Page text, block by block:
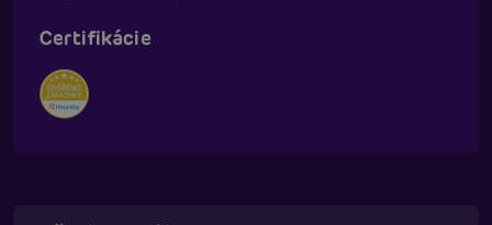
Certifikácie